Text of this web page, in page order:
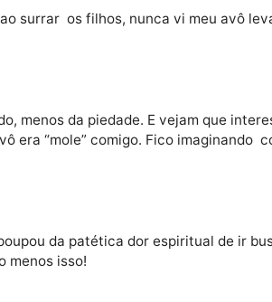
provocar hematomas e
para bater.
desses. Era a disciplina da
de sua mulher e de seus filhos.
ao surrar os filhos, nunca vi